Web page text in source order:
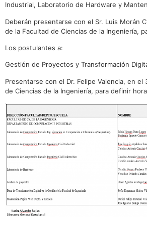
Industrial, Laboratorio de Hardware y
Deberán presentarse con el Sr. Luis Morán
de la Facultad de Ciencias de la Ingeniería,
Los postulantes a:
Gestión de Proyectos y Transformación
Presentarse con el Dr. Felipe Valencia, en el
de Ciencias de la Ingeniería, para definir